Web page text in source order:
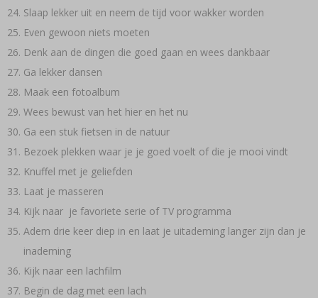
Slaap lekker uit en neem de tijd voor wakker worden
Even gewoon niets moeten
Denk aan de dingen die goed gaan en wees dankbaar
Ga lekker dansen
Maak een fotoalbum
Wees bewust van het hier en het nu
Ga een stuk fietsen in de natuur
Bezoek plekken waar je je goed voelt of die je mooi vindt
Knuffel met je geliefden
Laat je masseren
Kijk naar je favoriete serie of TV programma
Adem drie keer diep in en laat je uitademing langer zijn dan je
inademing
Kijk naar een lachfilm
Begin de dag met een lach